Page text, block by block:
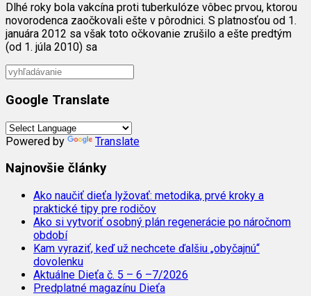
Dlhé roky bola vakcína proti tuberkulóze vôbec prvou, ktorou
novorodenca zaočkovali ešte v pôrodnici. S platnosťou od 1.
januára 2012 sa však toto očkovanie zrušilo a ešte predtým
(od 1. júla 2010) sa
Google Translate
Powered by Translate
Najnovšie články
Ako naučiť dieťa lyžovať: metodika, prvé kroky a
praktické tipy pre rodičov
Ako si vytvoriť osobný plán regenerácie po náročnom
období
Kam vyraziť, keď už nechcete ďalšiu „obyčajnú“
dovolenku
Aktuálne Dieťa č. 5 – 6 –7/2026
Predplatné magazínu Dieťa